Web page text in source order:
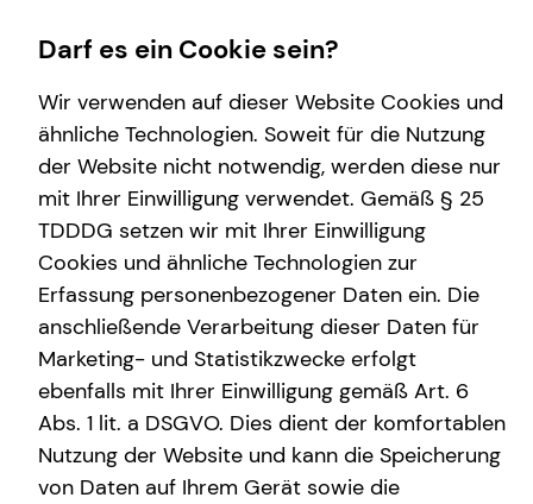
Wissenswertes
Über mich
Über tecis
Podcast
teamzukunft
Interview
Finanzberatung
Videoberatung
Spezialisten-Netzwerk
Private Krankenvorsorge
Immobilienfinanzierung
Betriebliche Altersvorsorge
Investment
Karriere-Infos
Karrierechancen
Initiativbewerbung
Service
Kundenportal
Schadenabwicklung
Timon Schulz
Branch Manager
Online-Terminbuchung
Wähle hier direkt deinen persönlichen Terminwunsch.
Nach der Auswahl des Zeitrahmens werden dir freie
kurzfristige Terminmöglichkeiten angeboten.
Sollte dir keiner der Termine zusagen, oder der
Zeitrahmen nicht absehbar sein, nimm zur persönlichen
Absprache gerne direkt Kontakt auf.
Darf es ein Cookie sein?
Wir verwenden auf dieser Website Cookies und
ähnliche Technologien. Soweit für die Nutzung
der Website nicht notwendig, werden diese nur
mit Ihrer Einwilligung verwendet. Gemäß § 25
TDDDG setzen wir mit Ihrer Einwilligung
Cookies und ähnliche Technologien zur
Erfassung personenbezogener Daten ein. Die
anschließende Verarbeitung dieser Daten für
Marketing- und Statistikzwecke erfolgt
ebenfalls mit Ihrer Einwilligung gemäß Art. 6
Abs. 1 lit. a DSGVO. Dies dient der komfortablen
Nutzung der Website und kann die Speicherung
von Daten auf Ihrem Gerät sowie die